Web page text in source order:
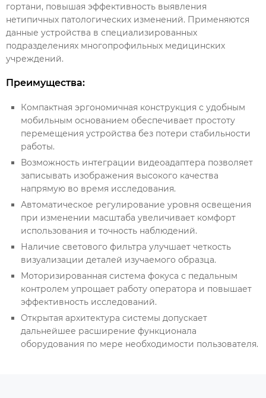
гортани, повышая эффективность выявления
нетипичных патологических изменений. Применяются
данные устройства в специализированных
подразделениях многопрофильных медицинских
учреждений.
Преимущества:
Компактная эргономичная конструкция с удобным
мобильным основанием обеспечивает простоту
перемещения устройства без потери стабильности
работы.
Возможность интеграции видеоадаптерa позволяет
записывать изображения высокого качества
напрямую во время исследования.
Автоматическое регулирование уровня освещения
при изменении масштаба увеличивает комфорт
использования и точность наблюдений.
Наличие светового фильтра улучшает четкость
визуализации деталей изучаемого образца.
Моторизированная система фокуса с педальным
контролем упрощает работу оператора и повышает
эффективность исследований.
Открытая архитектура системы допускает
дальнейшее расширение функционала
оборудования по мере необходимости пользователя.